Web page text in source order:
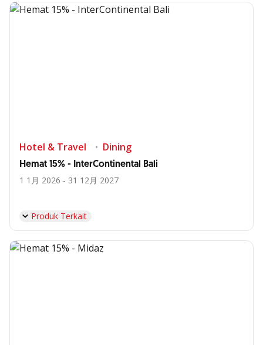
Hotel & Travel Dining
Hemat 15% - InterContinental Bali
1 1月 2026 - 31 12月 2027
Produk Terkait